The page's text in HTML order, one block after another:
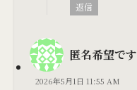
返信
匿名希望です
2026年5月1日 11:55 AM